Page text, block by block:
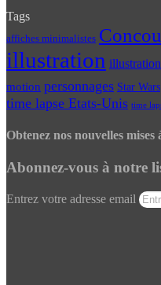
Tags
affiches minimalistes
illustration
motion personnages Star Wars
time lapse Etats-Unis time
Obtenez nos nouvelles
Abonnez-vous à notre
Entrez votre adresse email